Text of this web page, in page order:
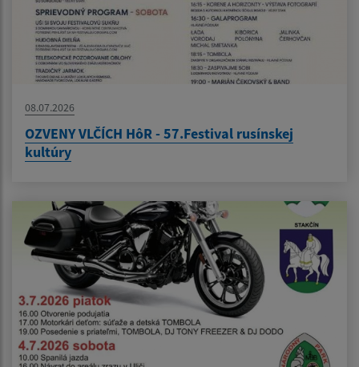
08.07.2026
OZVENY VLČÍCH HôR - 57.Festival rusínskej
kultúry